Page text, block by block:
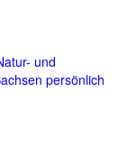
und
persönlich